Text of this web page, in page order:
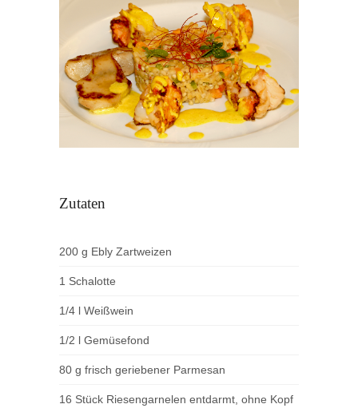
Zutaten
200 g Ebly Zartweizen
1 Schalotte
1/4 l Weißwein
1/2 l Gemüsefond
80 g frisch geriebener Parmesan
16 Stück Riesengarnelen entdarmt, ohne Kopf